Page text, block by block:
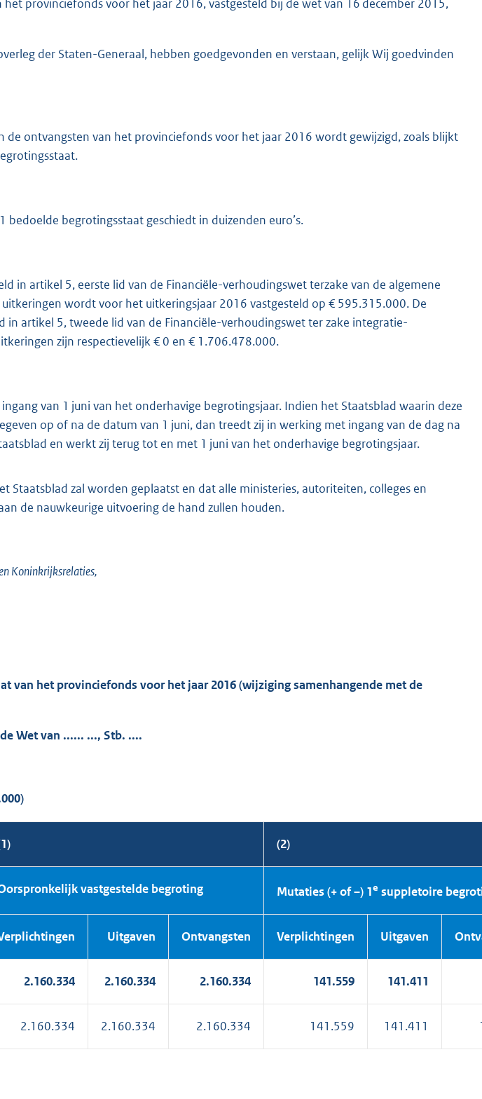
provinciefonds voor het jaar 2016, vastgesteld bij de wet van 16 december 2015,
der Staten-Generaal, hebben goedgevonden en verstaan, gelijk Wij goedvinden
de ontvangsten van het provinciefonds voor het jaar 2016 wordt gewijzigd, zoals blijkt
bedoelde begrotingsstaat geschiedt in duizenden euro’s.
in artikel 5, eerste lid van de Financiële-verhoudingswet terzake van de algemene
wordt voor het uitkeringsjaar 2016 vastgesteld op € 595.315.000. De
in artikel 5, tweede lid van de Financiële-verhoudingswet ter zake integratie-
zijn respectievelijk € 0 en € 1.706.478.000.
van 1 juni van het onderhavige begrotingsjaar. Indien het Staatsblad waarin deze
op of na de datum van 1 juni, dan treedt zij in werking met ingang van de dag na
en werkt zij terug tot en met 1 juni van het onderhavige begrotingsjaar.
Staatsblad zal worden geplaatst en dat alle ministeries, autoriteiten, colleges en
de nauwkeurige uitvoering de hand zullen houden.
Koninkrijksrelaties,
van het provinciefonds voor het jaar 2016 (wijziging samenhangende met de
Wet van ...... ..., Stb. ....
(2)
vastgestelde begroting Mutaties (+ of –) 1e suppletoire
tingen Uitgaven Ontvangsten Verplichtingen Uitgaven
2.160.334 2.160.334 2.160.334 141.559 141.411
2.160.334 2.160.334 2.160.334 141.559 141.411